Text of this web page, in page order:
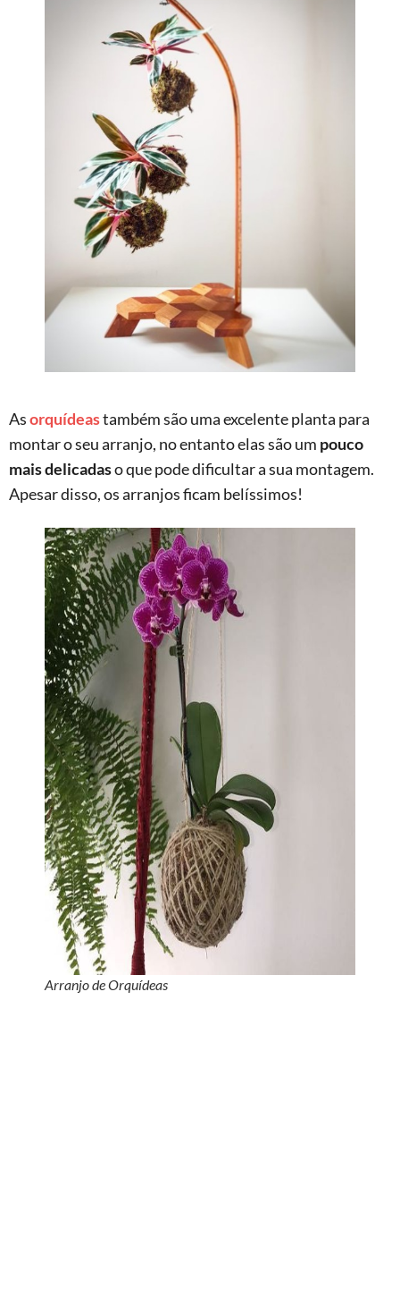
Asorquídeastambém são uma excelente planta para
montar o seu arranjo, no entanto elas são um pouco
mais delicadaso que pode dificultar a sua montagem.
Apesar disso, os arranjos ficam belíssimos!
Arranjo de Orquídeas